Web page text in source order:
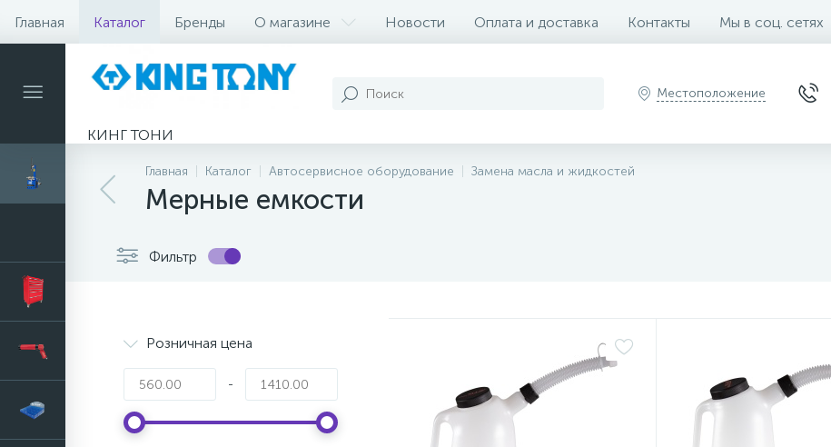
Главная Каталог Бренды О магазине Новости Оплата и доставка Контакты Мы в соц. сетях
КИНГ ТОНИ
Местоположение
Главная Каталог Автосервисное оборудование Замена масла и жидкостей
Мерные емкости
Фильтр
Розничная цена
-